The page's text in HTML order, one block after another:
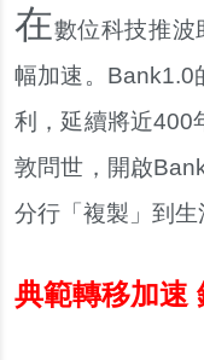
在數位科技推波
幅加速。Bank1.0
利，延續將近400
敦問世，開啟
分行「複製」到生
典範轉移加速